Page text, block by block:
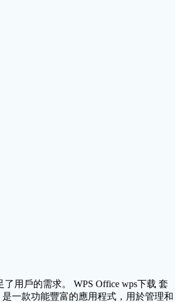
用戶的需求。 WPS Office wps下载 套
是一款功能豐富的應用程式，用於管理和